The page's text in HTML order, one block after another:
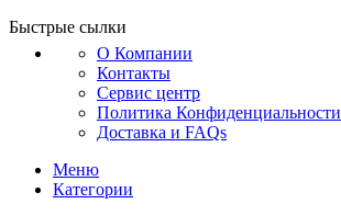
Быстрые сылки
О Компании
Контакты
Сервис центр
Политика Конфиденциальности
Доставка и FAQs
Меню
Категории